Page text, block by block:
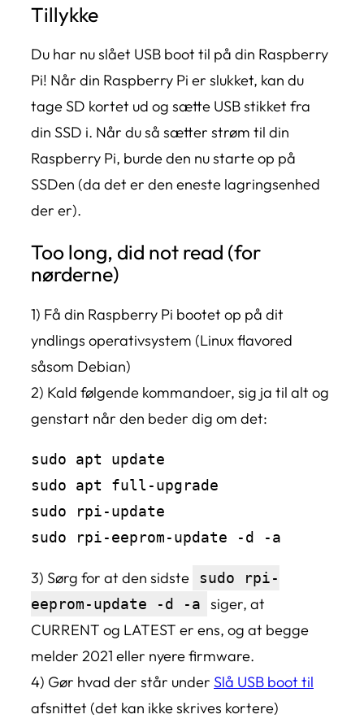
Tillykke
Du har nu slået USB boot til på din Raspberry
Pi! Når din Raspberry Pi er slukket, kan du
tage SD kortet ud og sætte USB stikket fra
din SSD i. Når du så sætter strøm til din
Raspberry Pi, burde den nu starte op på
SSDen (da det er den eneste lagringsenhed
der er).
Too long, did not read (for
nørderne)
1) Få din Raspberry Pi bootet op på dit
yndlings operativsystem (Linux flavored
såsom Debian)
2) Kald følgende kommandoer, sig ja til alt og
genstart når den beder dig om det:
sudo apt update
sudo apt full-upgrade
sudo rpi-update
sudo rpi-eeprom-update -d -a
3) Sørg for at den sidste
sudo rpi-
eeprom-update -d -a
siger, at
CURRENT og LATEST er ens, og at begge
melder 2021 eller nyere firmware.
4) Gør hvad der står under Slå USB boot til
afsnittet (det kan ikke skrives kortere)